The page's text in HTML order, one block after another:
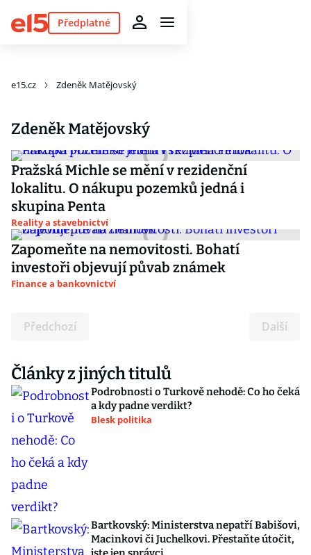
Předplatné
e15.cz Zdeněk Matějovský
Zdeněk Matějovský
Pražská Michle se mění v rezidenční
lokalitu. O nákupu pozemků jedná i
skupina Penta
Reality a stavebnictví
Zapomeňte na nemovitosti. Bohatí
investoři objevují půvab známek
Finance a bankovnictví
Předchozí Další
Články z jiných titulů
Podrobnosti o Turkově nehodě: Co ho čeká
a kdy padne verdikt?
Blesk politika
Bartkovský: Ministerstva nepatří Babišovi,
Macinkovi či Juchelkovi. Přestaňte útočit,